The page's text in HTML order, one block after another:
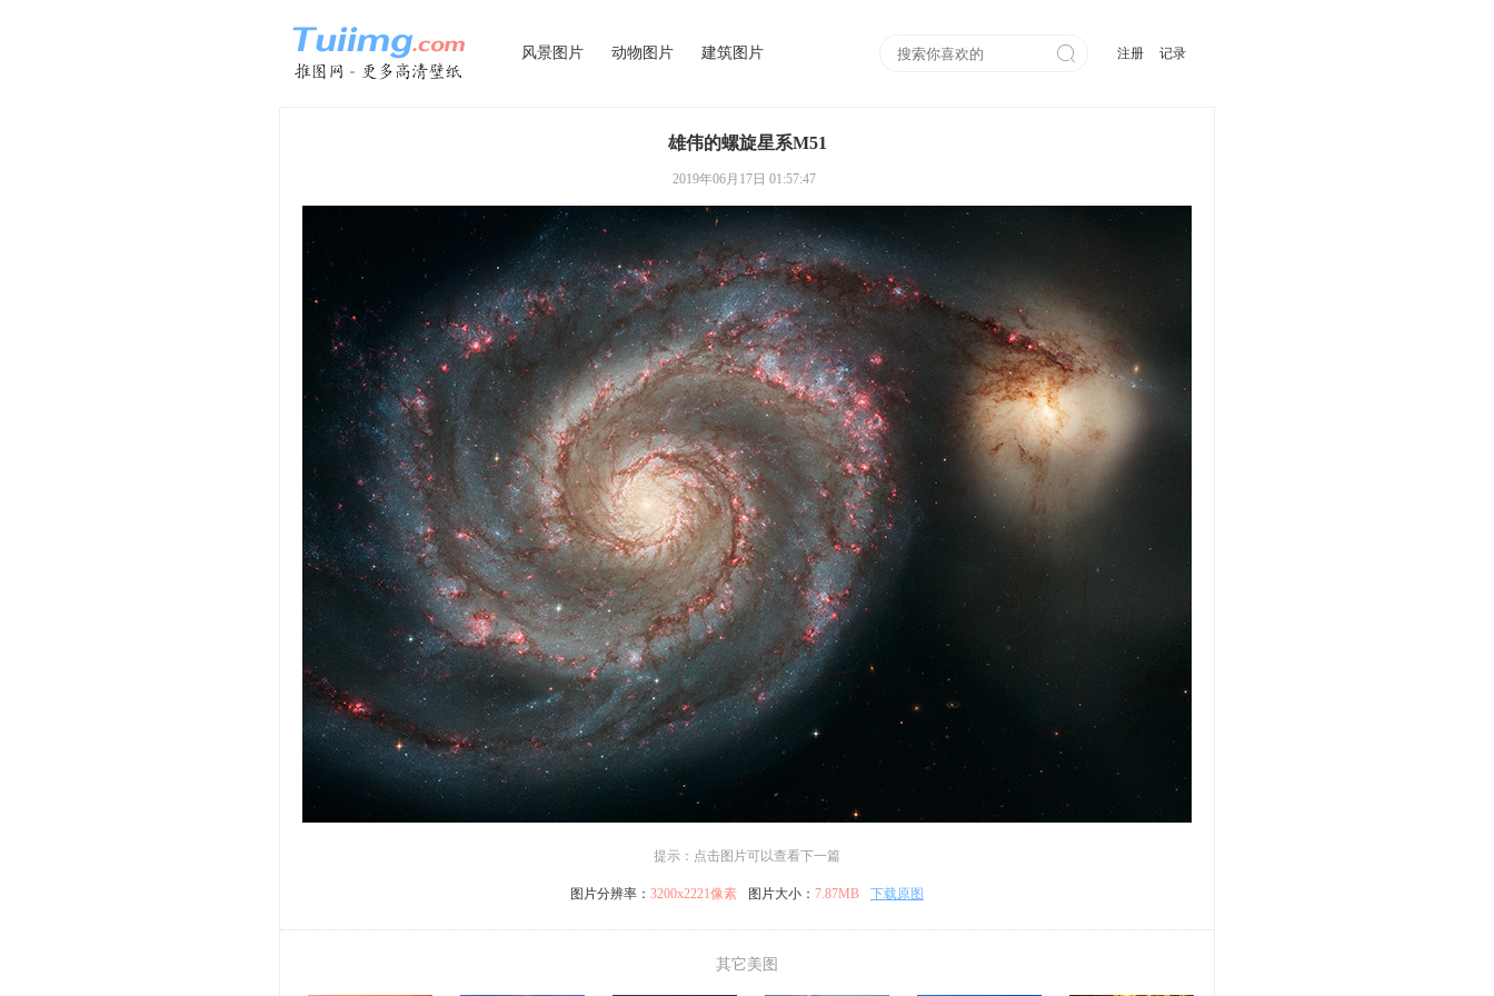
风景图片 动物图片 建筑图片  注册 记录
雄伟的螺旋星系M51
2019年06月17日 01:57:47
提示：点击图片可以查看下一篇
图片分辨率： 3200x2221像素 图片大小： 7.87MB 下载原图
其它美图